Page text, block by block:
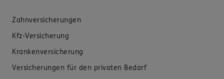
Zahnversicherungen
Kfz-Versicherung
Krankenversicherung
Versicherungen für den privaten Bedarf